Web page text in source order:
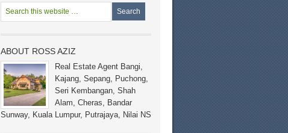
ABOUT ROSS AZIZ
Real Estate Agent Bangi,
Kajang, Sepang, Puchong,
Seri Kembangan, Shah
Alam, Cheras, Bandar
Sunway, Kuala Lumpur, Putrajaya, Nilai NS